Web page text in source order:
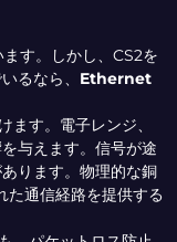
す。しかし、CS2を
るなら、 Ethernet
す。電子レンジ、
与えます。信号が途
ります。物理的な銅
た通信経路を提供する